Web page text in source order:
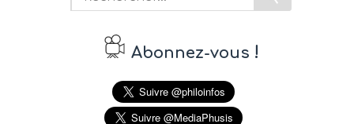
Abonnez-vous !